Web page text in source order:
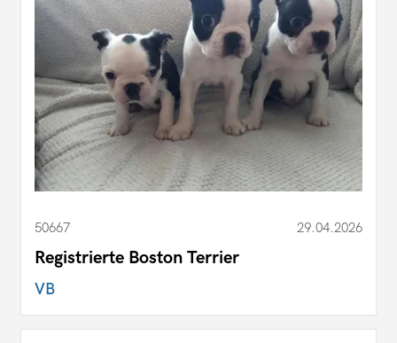
50667 29.04.2026
Registrierte Boston Terrier
VB